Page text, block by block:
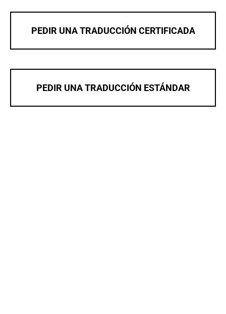
PEDIR UNA TRADUCCIÓN CERTIFICADA
PEDIR UNA TRADUCCIÓN ESTÁNDAR